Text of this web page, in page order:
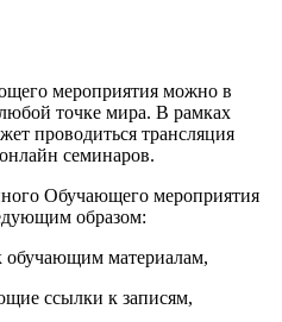
мероприятия можно в
точке мира. В рамках
проводиться трансляция
семинаров.
Обучающего мероприятия
образом:
обучающим материалам,
ссылки к записям,